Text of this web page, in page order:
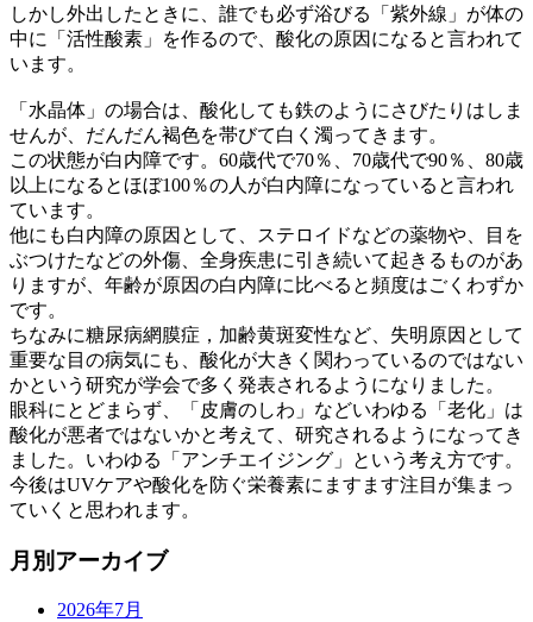
しかし外出したときに、誰でも必ず浴びる「紫外線」が体の
中に「活性酸素」を作るので、酸化の原因になると言われて
います。
「水晶体」の場合は、酸化しても鉄のようにさびたりはしま
せんが、だんだん褐色を帯びて白く濁ってきます。
この状態が白内障です。60歳代で70％、70歳代で90％、80歳
以上になるとほぼ100％の人が白内障になっていると言われ
ています。
他にも白内障の原因として、ステロイドなどの薬物や、目を
ぶつけたなどの外傷、全身疾患に引き続いて起きるものがあ
りますが、年齢が原因の白内障に比べると頻度はごくわずか
です。
ちなみに糖尿病網膜症，加齢黄斑変性など、失明原因として
重要な目の病気にも、酸化が大きく関わっているのではない
かという研究が学会で多く発表されるようになりました。
眼科にとどまらず、「皮膚のしわ」などいわゆる「老化」は
酸化が悪者ではないかと考えて、研究されるようになってき
ました。いわゆる「アンチエイジング」という考え方です。
今後はUVケアや酸化を防ぐ栄養素にますます注目が集まっ
ていくと思われます。
月別アーカイブ
2026年7月